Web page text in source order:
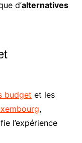
d’alternatives
budget et les
,
l’expérience